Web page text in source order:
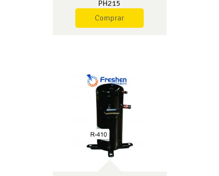
PH215
Comprar